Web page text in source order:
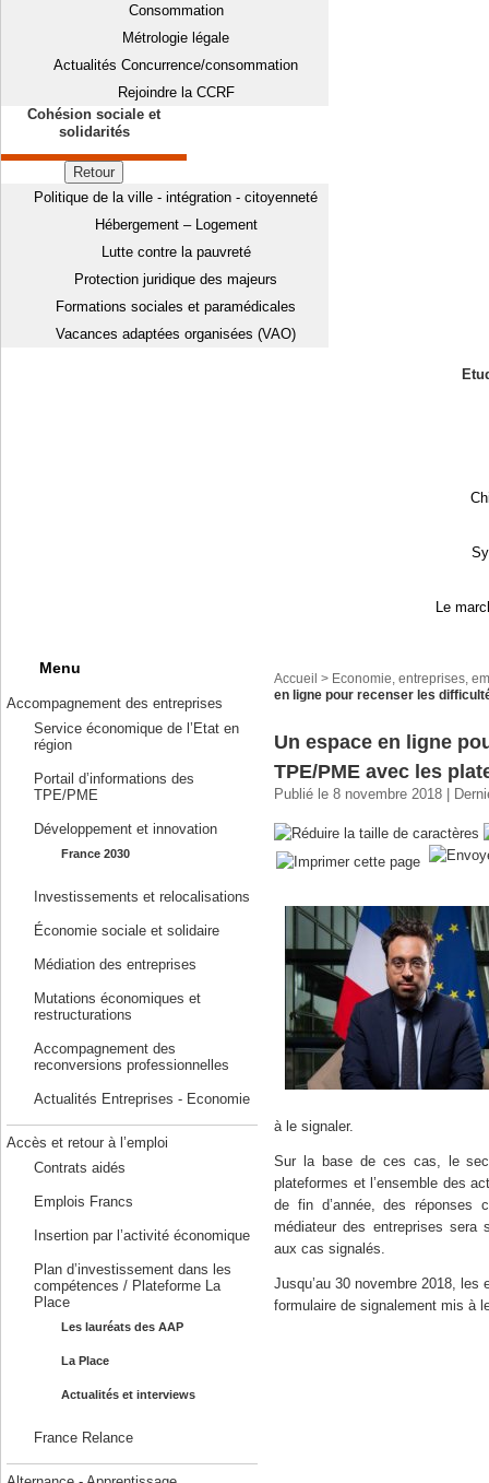
Consommation
Métrologie légale
Actualités Concurrence/consommation
Rejoindre la CCRF
Cohésion sociale et
solidarités
Retour
Politique de la ville - intégration - citoyenneté
Hébergement – Logement
Lutte contre la pauvreté
Protection juridique des majeurs
Formations sociales et paramédicales
Vacances adaptées organisées (VAO)
Le
Menu
Accompagnement des entreprises
Service économique de l’Etat en
région
Portail d’informations des
TPE/PME
Développement et innovation
France 2030
Investissements et relocalisations
Économie sociale et solidaire
Médiation des entreprises
Mutations économiques et
restructurations
Accompagnement des
reconversions professionnelles
Actualités Entreprises - Economie
Accès et retour à l’emploi
Contrats aidés
Emplois Francs
Insertion par l’activité économique
Plan d’investissement dans les
compétences / Plateforme La
Place
Les lauréats des AAP
La Place
Actualités et interviews
France Relance
Accueil > Economie, entreprises,
en ligne pour recenser les
Un espace en ligne
TPE/PME avec les
Publié le 8 novembre 2018 |
à le signaler.
Sur la base de ces cas, le
plateformes et l’ensemble des
de fin d’année, des réponses
médiateur des entreprises sera
aux cas signalés.
Jusqu’au 30 novembre 2018, les
formulaire de signalement mis à